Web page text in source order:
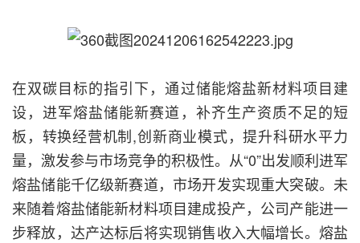
在双碳目标的指引下，通过储能熔盐新材料项目建
设，进军熔盐储能新赛道，补齐生产资质不足的短
板，转换经营机制,创新商业模式，提升科研水平力
量，激发参与市场竞争的积极性。从“0”出发顺利进军
熔盐储能千亿级新赛道，市场开发实现重大突破。未
来随着熔盐储能新材料项目建成投产，公司产能进一
步释放，达产达标后将实现销售收入大幅增长。熔盐